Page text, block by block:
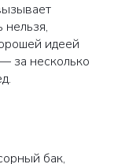
идеей
за несколько
бак,